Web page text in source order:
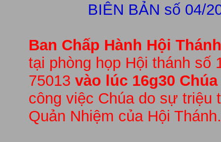
BIÊN BẢN số 04/
Ban Chấp Hành Hội
tại phòng họp Hội thánh số
75013 vào lúc 16g30
công việc Chúa do sự triệu
Quản Nhiệm của Hội Thánh.